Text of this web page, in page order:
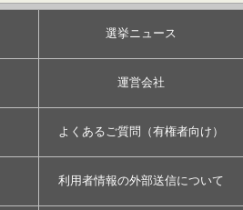
選挙ニュース
運営会社
よくあるご質問（有権者向け）
利用者情報の外部送信について